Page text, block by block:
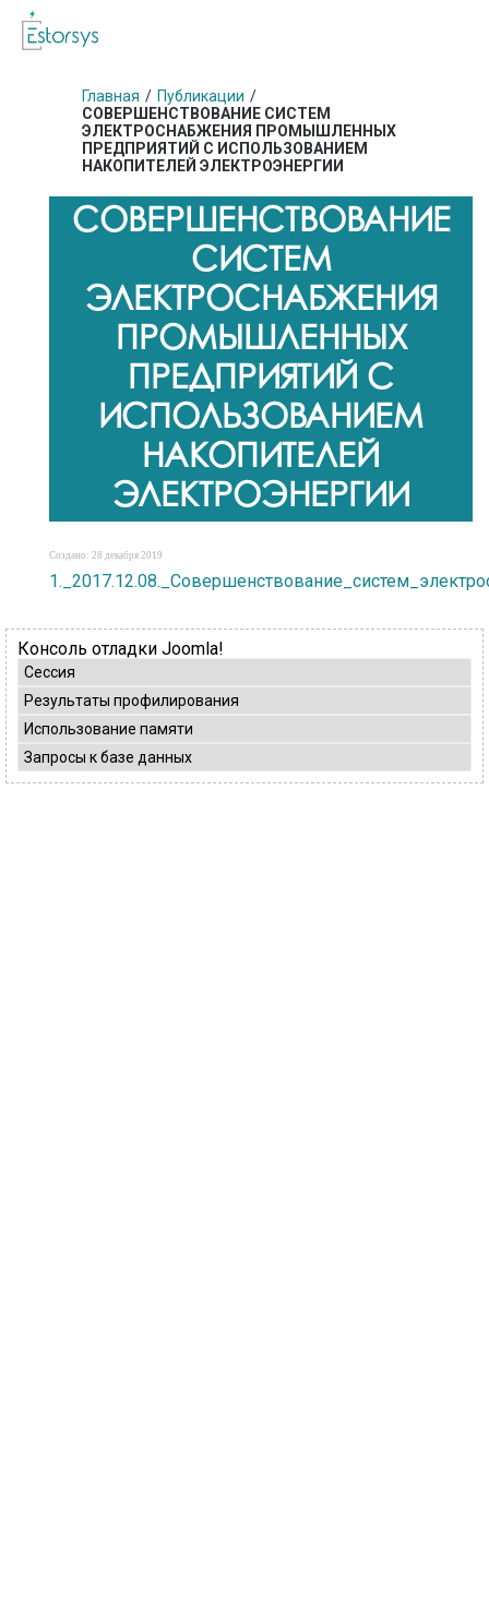
Главная / Публикации /
СОВЕРШЕНСТВОВАНИЕ СИСТЕМ
ЭЛЕКТРОСНАБЖЕНИЯ ПРОМЫШЛЕННЫХ
ПРЕДПРИЯТИЙ С ИСПОЛЬЗОВАНИЕМ
НАКОПИТЕЛЕЙ ЭЛЕКТРОЭНЕРГИИ
СОВЕРШЕНСТВОВАНИЕ
СИСТЕМ
ЭЛЕКТРОСНАБЖЕНИЯ
ПРОМЫШЛЕННЫХ
ПРЕДПРИЯТИЙ С
ИСПОЛЬЗОВАНИЕМ
НАКОПИТЕЛЕЙ
ЭЛЕКТРОЭНЕРГИИ
Создано: 28 декабря 2019
Консоль отладки Joomla!
Сессия
Результаты профилирования
Использование памяти
Запросы к базе данных